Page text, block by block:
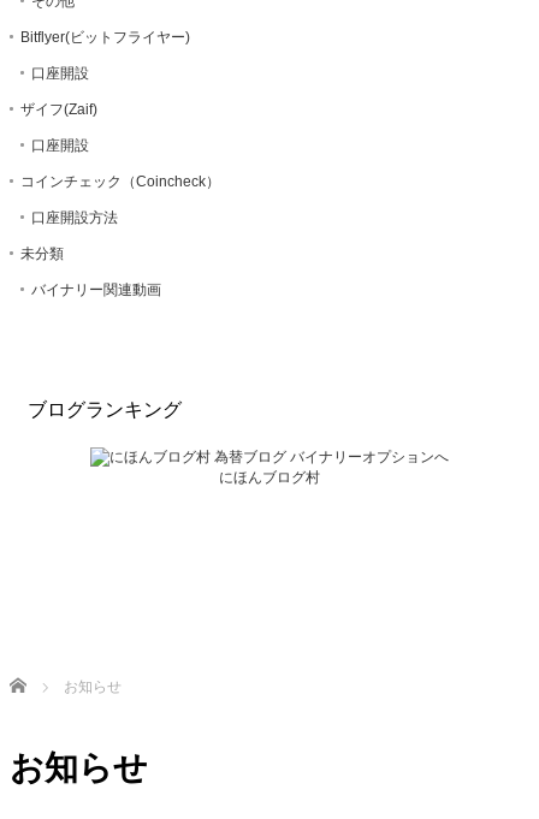
Bitflyer(ビットフライヤー)
口座開設
ザイフ(Zaif)
口座開設
コインチェック（Coincheck）
口座開設方法
未分類
バイナリー関連動画
ブログランキング
にほんブログ村
Home お知らせ
お知らせ